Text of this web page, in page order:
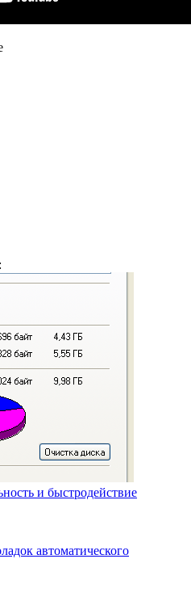
и быстродействие
автоматического